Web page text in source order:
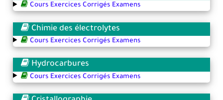
Cours Exercices Corrigés Examens
Chimie des électrolytes
Cours Exercices Corrigés Examens
Hydrocarbures
Cours Exercices Corrigés Examens